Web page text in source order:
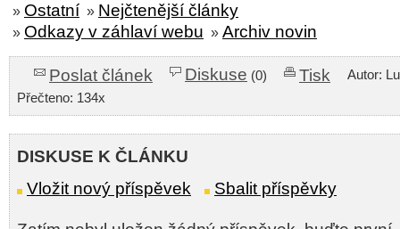
» Ostatní » Nejčtenější články
» Odkazy v záhlaví webu » Archiv novin
Poslat článek Diskuse (0) Tisk
Autor:
Přečteno: 134x
DISKUSE K ČLÁNKU
Vložit nový příspěvek
Sbalit příspěvky